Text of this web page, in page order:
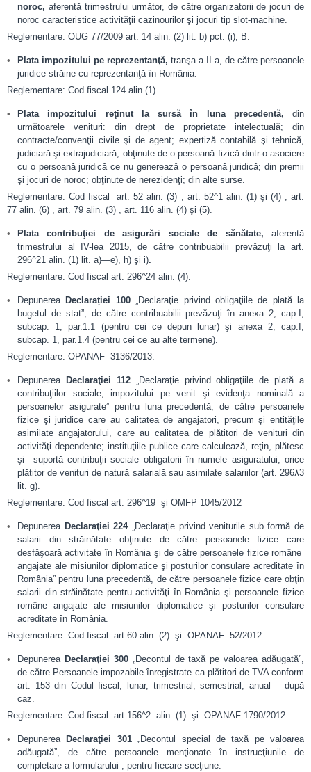
noroc, aferentă trimestrului următor, de către organizatorii de jocuri de
noroc caracteristice activităţii cazinourilor şi jocuri tip slot-machine.
Reglementare: OUG 77/2009 art. 14 alin. (2) lit. b) pct. (i), B.
Plata impozitului pe reprezentanţă, tranşa a II-a, de către persoanele
juridice străine cu reprezentanţă în România.
Reglementare: Cod fiscal 124 alin.(1).
Plata impozitului reţinut la sursă în luna precedentă, din
următoarele venituri: din drept de proprietate intelectuală; din
contracte/convenţii civile şi de agent; expertiză contabilă şi tehnică,
judiciară şi extrajudiciară; obţinute de o persoană fizică dintr-o asociere
cu o persoană juridică ce nu generează o persoană juridică; din premii
şi jocuri de noroc; obţinute de nerezidenţi; din alte surse.
Reglementare: Cod fiscal art. 52 alin. (3) , art. 52^1 alin. (1) şi (4) , art.
77 alin. (6) , art. 79 alin. (3) , art. 116 alin. (4) şi (5).
Plata contribuţiei de asigurări sociale de sănătate, aferentă
trimestrului al IV-lea 2015, de către contribuabilii prevăzuţi la art.
296^21 alin. (1) lit. a)—e), h) şi i).
Reglementare: Cod fiscal art. 296^24 alin. (4).
Depunerea Declarației 100„Declaraţie privind obligaţiile de plată la
bugetul de stat”, de către contribuabilii prevăzuţi în anexa 2, cap.I,
subcap. 1, par.1.1 (pentru cei ce depun lunar) şi anexa 2, cap.I,
subcap. 1, par.1.4 (pentru cei ce au alte termene).
Reglementare: OPANAF 3136/2013.
Depunerea Declaraţiei 112 „Declaraţie privind obligaţiile de plată a
contribuţiilor sociale, impozitului pe venit şi evidenţa nominală a
persoanelor asigurate” pentru luna precedentă, de către persoanele
fizice şi juridice care au calitatea de angajatori, precum şi entităţile
asimilate angajatorului, care au calitatea de plătitori de venituri din
activităţi dependente; instituţiile publice care calculează, reţin, plătesc
şi suportă contribuţii sociale obligatorii în numele asiguratului; orice
plătitor de venituri de natură salarială sau asimilate salariilor (art. 296۸3
lit. g).
Reglementare: Cod fiscal art. 296^19 şi OMFP 1045/2012
Depunerea Declaraţiei 224„Declaraţie privind veniturile sub formă de
salarii din străinătate obţinute de către persoanele fizice care
desfăşoară activitate în România şi de către persoanele fizice române
angajate ale misiunilor diplomatice şi posturilor consulare acreditate în
România” pentru luna precedentă, de către persoanele fizice care obţin
salarii din străinătate pentru activităţi în România şi persoanele fizice
române angajate ale misiunilor diplomatice şi posturilor consulare
acreditate în România.
Reglementare: Cod fiscal art.60 alin. (2) şi OPANAF 52/2012.
Depunerea Declaraţiei 300 „Decontul de taxă pe valoarea adăugată”,
de către Persoanele impozabile înregistrate ca plătitori de TVA conform
art. 153 din Codul fiscal, lunar, trimestrial, semestrial, anual – după
caz.
Reglementare: Cod fiscal art.156^2 alin. (1) şi OPANAF 1790/2012.
Depunerea Declaraţiei 301„Decontul special de taxă pe valoarea
adăugată”, de către persoanele menţionate în instrucţiunile de
completare a formularului , pentru fiecare secţiune.